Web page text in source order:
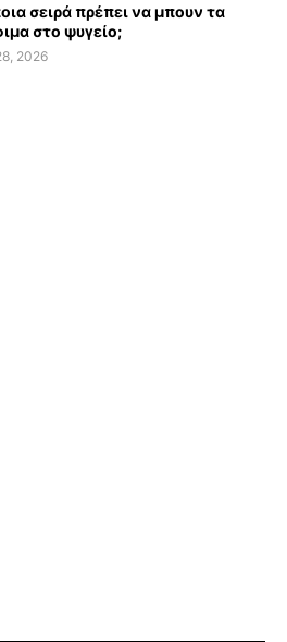
σειρά πρέπει να μπουν τα
στο ψυγείο;
2026